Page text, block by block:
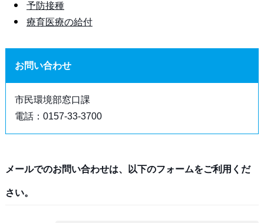
予防接種
療育医療の給付
お問い合わせ
市民環境部窓口課
電話：0157-33-3700
メールでのお問い合わせは、以下のフォームをご利用くだ
さい。